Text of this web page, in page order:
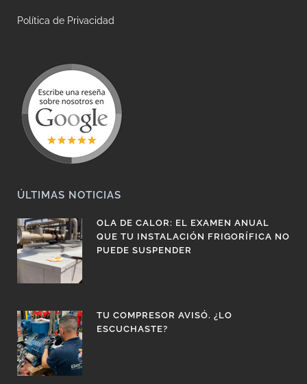
Política de Privacidad
ÚLTIMAS NOTICIAS
OLA DE CALOR: EL EXAMEN ANUAL
QUE TU INSTALACIÓN FRIGORÍFICA NO
PUEDE SUSPENDER
TU COMPRESOR AVISÓ. ¿LO
ESCUCHASTE?